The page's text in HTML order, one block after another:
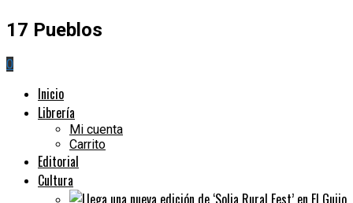
17 Pueblos
0
Inicio
Librería
Mi cuenta
Carrito
Editorial
Cultura